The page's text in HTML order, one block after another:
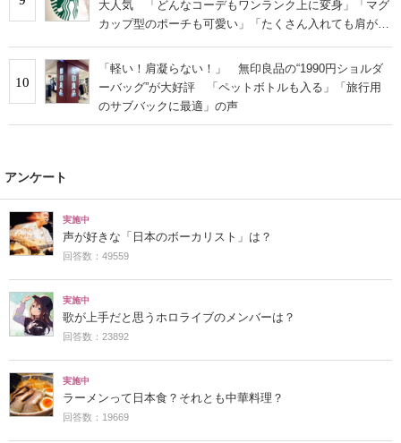
大人気 「どんなコーデもワンランク上に変身」「マグ
カップ型のポーチも可愛い」「たくさん入れても肩が痛
10
「軽い！肩凝らない！」 無印良品の“1990円ショルダ
ーバッグ”が大好評 「ペットボトルも入る」「旅行用
のサブバックに最適」の声
アンケート
実施中
声が好きな「日本のボーカリスト」は？
回答数：49559
実施中
歌が上手だと思うホロライブのメンバーは？
回答数：23892
実施中
ラーメンって日本食？それとも中華料理？
回答数：19669